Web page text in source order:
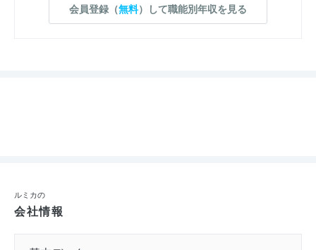
会員登録（無料）して職能別年収を見る
ルミカの
会社情報